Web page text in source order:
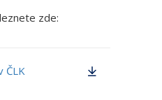
zde:
ČLK